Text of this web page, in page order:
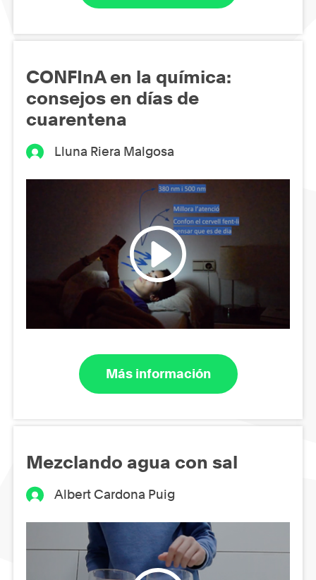
CONFInA en la química:
consejos en días de
cuarentena
Lluna Riera Malgosa
Más información
Mezclando agua con sal
Albert Cardona Puig